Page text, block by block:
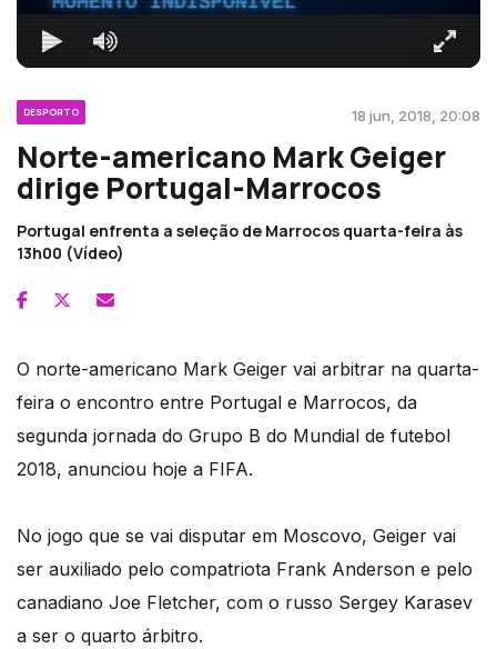
DESPORTO 18 jun, 2018, 20:08
Norte-americano Mark Geiger
dirige Portugal-Marrocos
Portugal enfrenta a seleção de Marrocos quarta-feira às
13h00 (Vídeo)
O norte-americano Mark Geiger vai arbitrar na quarta-
feira o encontro entre Portugal e Marrocos, da
segunda jornada do Grupo B do Mundial de futebol
2018, anunciou hoje a FIFA.
No jogo que se vai disputar em Moscovo, Geiger vai
ser auxiliado pelo compatriota Frank Anderson e pelo
canadiano Joe Fletcher, com o russo Sergey Karasev
a ser o quarto árbitro.